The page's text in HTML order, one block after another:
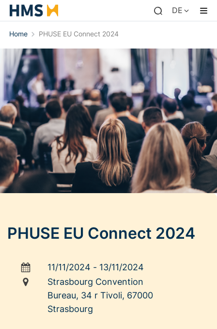
DE
Home PHUSE EU Connect 2024
PHUSE EU Connect 2024
11/11/2024 - 13/11/2024
Strasbourg Convention
Bureau, 34 r Tivoli, 67000
Strasbourg